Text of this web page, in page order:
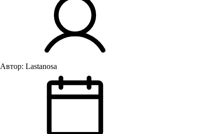
Автор: Lastanosa